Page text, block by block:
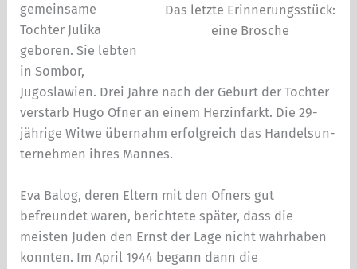
Das letzte Erinnerungsstück:
eine Brosche
gemeinsame
Tochter Julika
geboren. Sie lebten
in Sombor,
Jugoslawien. Drei Jahre nach der Geburt der Tochter
verstarb Hugo Ofner an einem Herzinfarkt. Die 29-
jährige Witwe übernahm erfolgreich das Handelsun­
ternehmen ihres Mannes.
Eva Balog, deren Eltern mit den Ofners gut
befreundet waren, berichtete später, dass die
meisten Juden den Ernst der Lage nicht wahrhaben
konnten. Im April 1944 begann dann die